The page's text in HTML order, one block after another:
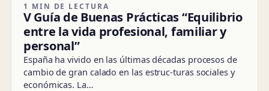
1 MIN DE LECTURA
V Guía de Buenas Prácticas “Equilibrio
entre la vida profesional, familiar y
personal”
España ha vivido en las últimas décadas procesos de
cambio de gran calado en las estruc-turas sociales y
económicas. La…